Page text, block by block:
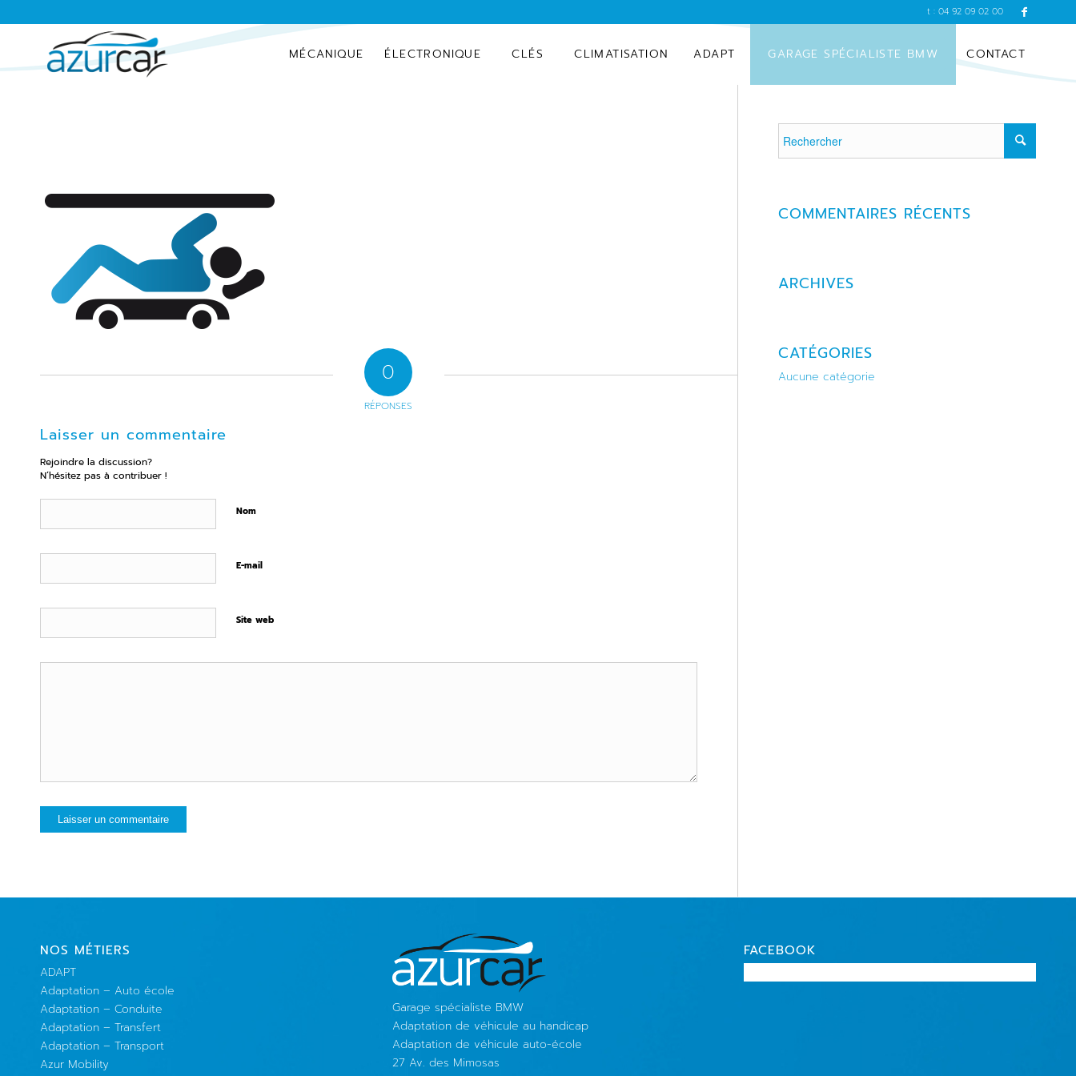
t : 04 92 09 02 00
MÉCANIQUE ÉLECTRONIQUE CLÉS CLIMATISATION ADAPT GARAGE SPÉCIALISTE BMW CONTACT
0
RÉPONSES
Laisser un commentaire
Rejoindre la discussion?
N’hésitez pas à contribuer !
Nom
E-mail
Site web
COMMENTAIRES RÉCENTS
ARCHIVES
CATÉGORIES
Aucune catégorie
NOS MÉTIERS
ADAPT
Adaptation – Auto école
Adaptation – Conduite
Adaptation – Transfert
Adaptation – Transport
Azur Mobility
Garage spécialiste BMW
Adaptation de véhicule au handicap
Adaptation de véhicule auto-école
27 Av. des Mimosas
FACEBOOK